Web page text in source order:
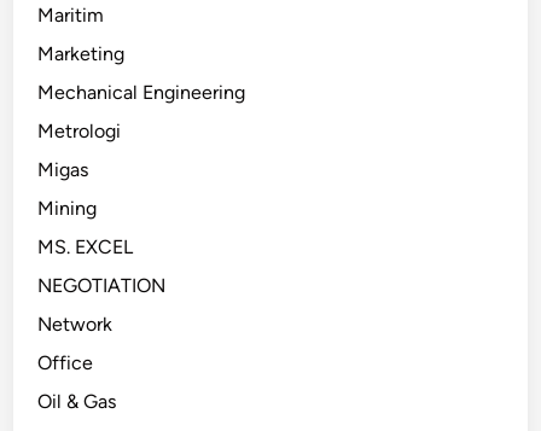
Maritim
Marketing
Mechanical Engineering
Metrologi
Migas
Mining
MS. EXCEL
NEGOTIATION
Network
Office
Oil & Gas